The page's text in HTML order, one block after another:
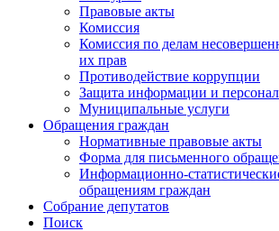
Правовые акты
Комиссия
Комиссия по делам
их прав
Противодействие коррупции
Защита информации и
Муниципальные услуги
Обращения граждан
Нормативные правовые акты
Форма для письменного
Информационно-
обращениям граждан
Собрание депутатов
Поиск